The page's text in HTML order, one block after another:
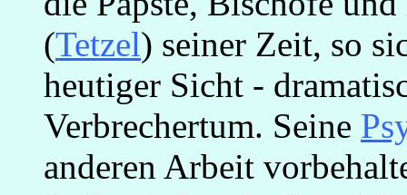
(Tetzel) seiner Zeit, so
heutiger Sicht -
Verbrechertum. Seine
anderen Arbeit